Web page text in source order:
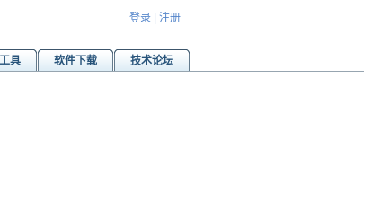
登录 注册
具 软件下载
技术论坛